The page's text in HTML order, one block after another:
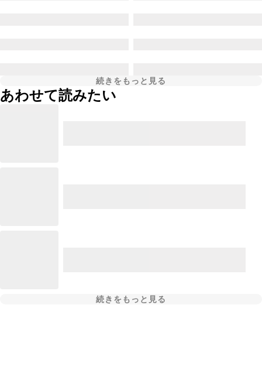
続きをもっと見る
あわせて読みたい
続きをもっと見る